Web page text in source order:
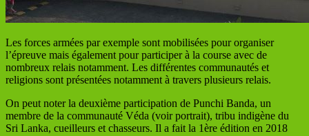
Les forces armées par exemple sont mobilisées pour organiser
l’épreuve mais également pour participer à la course avec de
nombreux relais notamment. Les différentes communautés et
religions sont présentées notamment à travers plusieurs relais.
On peut noter la deuxième participation de Punchi Banda, un
membre de la communauté Véda (voir portrait), tribu indigène du
Sri Lanka, cueilleurs et chasseurs. Il a fait la 1ère édition en 2018